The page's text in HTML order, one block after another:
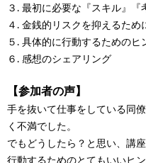
３. 最初に必要な『スキル』『
４. 金銭的リスクを抑えるため
５. 具体的に行動するためのヒ
６. 感想のシェアリング
【参加者の声】
手を抜いて仕事をしている同
く不満でした。
でもどうしたら？と思い、講
行動するためのとてもいいヒ